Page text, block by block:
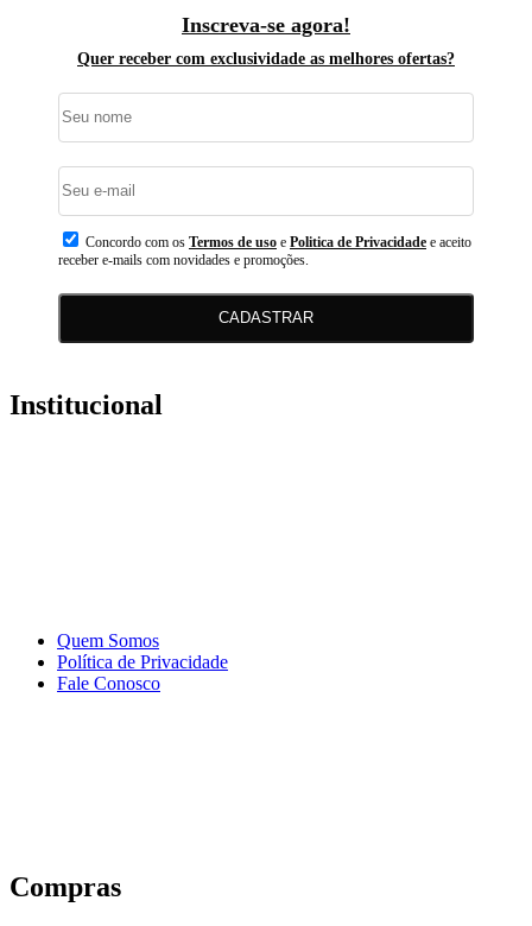
Inscreva-se agora!
Quer receber com exclusividade as melhores ofertas?
Concordo com os Termos de uso e Politica de Privacidade e aceito
receber e-mails com novidades e promoções.
CADASTRAR
Institucional
Quem Somos
Política de Privacidade
Fale Conosco
Compras